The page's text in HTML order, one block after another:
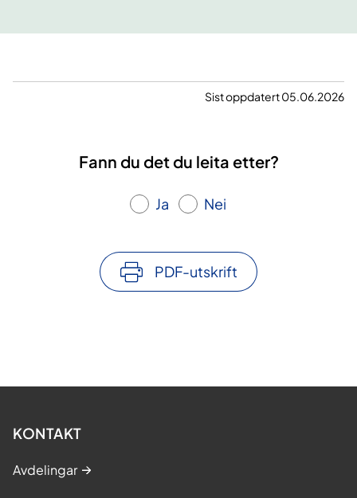
Sist oppdatert 05.06.2026
Fann du det du leita etter?
Ja Nei
PDF-utskrift
KONTAKT
Avdelingar